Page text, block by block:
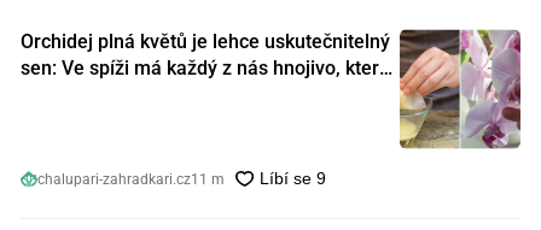
Orchidej plná květů je lehce uskutečnitelný
sen: Ve spíži má každý z nás hnojivo, které
chalupari-zahradkari.cz11 m